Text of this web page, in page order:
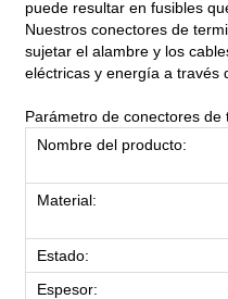
puede resultar en fusibles
Nuestros conectores de
sujetar el alambre y los
eléctricas y energía a través
Parámetro de conectores
Nombre del producto:
Material:
Estado:
Espesor: